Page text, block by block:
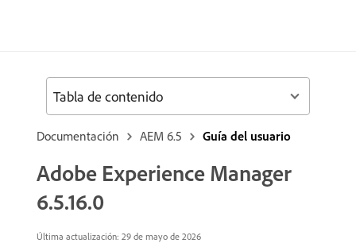
Documentación AEM 6.5 Guía del usuario
Adobe Experience Manager
6.5.16.0
Última actualización: 29 de mayo de 2026
Tabla de contenido